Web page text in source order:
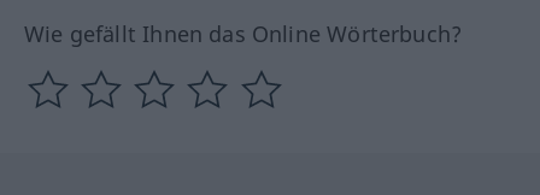
Wie gefällt Ihnen das Online Wörterbuch?